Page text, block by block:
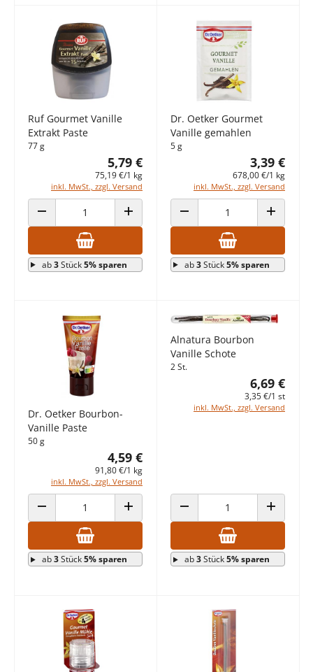
Ruf Gourmet Vanille
Extrakt Paste
77 g
5,79 €
75,19 €/1 kg
inkl. MwSt., zzgl. Versand
ANZAHL VERRINGERN ANZAHL ERHÖHEN
ab3Stück5% sparen
Dr. Oetker Gourmet
Vanille gemahlen
5 g
3,39 €
678,00 €/1 kg
inkl. MwSt., zzgl. Versand
ANZAHL VERRINGERN ANZAHL
ab3Stück5% sparen
Dr. Oetker Bourbon-
Vanille Paste
50 g
4,59 €
91,80 €/1 kg
inkl. MwSt., zzgl. Versand
ANZAHL VERRINGERN ANZAHL ERHÖHEN
ab3Stück5% sparen
Alnatura Bourbon
Vanille Schote
2 St.
6,69 €
3,35 €/1 st
inkl. MwSt., zzgl. Versand
ANZAHL VERRINGERN ANZAHL
ab3Stück5% sparen